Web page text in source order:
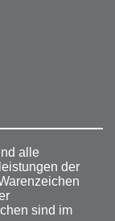
alle
der
sind im